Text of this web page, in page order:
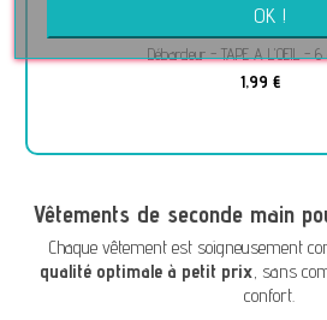
Débardeur - TAPE A L'OEIL - 6
1,99 €
Vêtements de seconde main
Chaque vêtement est soigneusement
qualité optimale à petit prix, sans
confort.
OK !